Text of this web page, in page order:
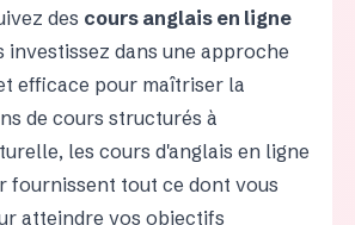
des cours anglais en ligne
investissez dans une approche
efficace pour maîtriser la
de cours structurés à
les cours d'anglais en ligne
fournissent tout ce dont vous
atteindre vos objectifs